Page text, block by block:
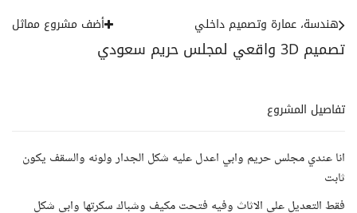
تصميم 3D واقعي لمجلس حريم سعودي
هندسة، عمارة وتصميم داخلي أضف مشروع مماثل
تفاصيل المشروع
انا عندي مجلس حريم وابي اعدل عليه شكل الجدار ولونه والسقف يكون
ثابت
فقط التعديل على الاثاث وفيه فتحت مكيف وشباك سكرتها وابي شكل